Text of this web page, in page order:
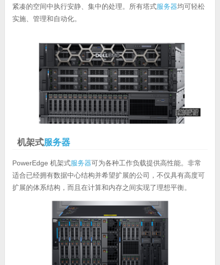
紧凑的空间中执行安静、集中的处理。所有塔式服务器均可轻松
实施、管理和自动化。
机架式服务器
PowerEdge 机架式服务器可为各种工作负载提供高性能。非常
适合已经拥有数据中心结构并希望扩展的公司，不仅具有高度可
扩展的体系结构，而且在计算和内存之间实现了理想平衡。